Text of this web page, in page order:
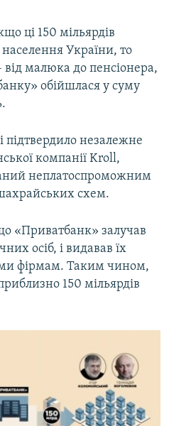
ці 150 мільярдів
населення України, то
малюка до пенсіонера,
обійшлася у суму
незалежне
компанії Kroll,
неплатоспроможним
схем.
«Приватбанк» залучав
осіб, і видавав їх
фірмам. Таким чином,
150 мільярдів